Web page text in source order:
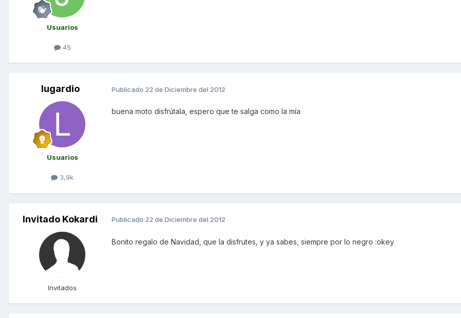
Usuarios
45
lugardio
Usuarios
3,9k
Publicado 22 de Diciembre del 2012
buena moto disfrútala, espero que te salga como la mía
Invitado Kokardi
Invitados
Publicado 22 de Diciembre del 2012
Bonito regalo de Navidad, que la disfrutes, y ya sabes, siempre por lo negro :okey